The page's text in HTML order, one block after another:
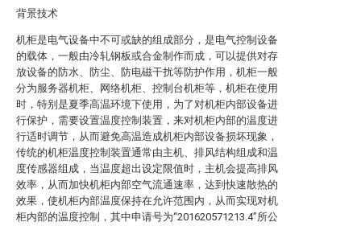
背景技术
机柜是电气设备中不可或缺的组成部分，是电气控制设备
的载体，一般由冷轧钢板或合金制作而成，可以提供对存
放设备的防水、防尘、防电磁干扰等防护作用，机柜一般
分为服务器机柜、网络机柜、控制台机柜等，机柜在使用
时，特别是夏季高温环境下使用，为了对机柜内部设备进
行保护，需要设置温度控制装置，来对机柜内部的温度进
行适时调节，从而避免高温造成机柜内部设备损坏现象，
传统的机柜温度控制装置通常由主机、排风结构组成和温
度传感器组成，当温度超出设定限值时，主机会提高排风
效率，从而加快机柜内部空气流通速率，达到快速散热的
效果，使机柜内部温度保持在允许范围内，从而实现对机
柜内部的温度控制，其中申请号为“201620571213.4”所公